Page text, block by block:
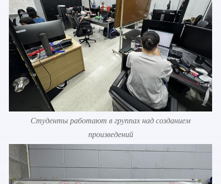
Студенты работают в группах над созданием
произведений